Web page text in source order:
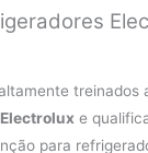
treinados
e
para